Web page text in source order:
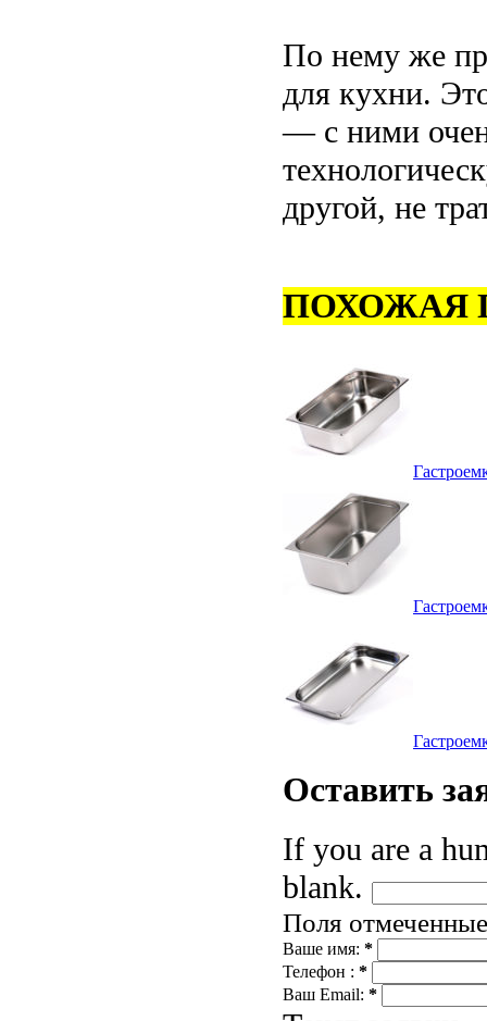
По нему же
для кухни.
— с ними
другой, не
ПОХОЖАЯ
Оставить
If you are a
blank.
Поля
Ваше имя: *
Телефон : *
Ваш Email: *